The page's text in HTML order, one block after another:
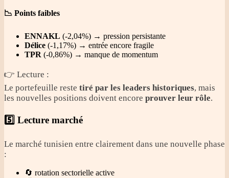
📉 Points faibles
ENNAKL (-2,04%) → pression persistante
Délice (-1,17%) → entrée encore fragile
TPR (-0,86%) → manque de momentum
👉 Lecture :
Le portefeuille reste tiré par les leaders historiques, mais
les nouvelles positions doivent encore prouver leur rôle.
5️⃣ Lecture marché
Le marché tunisien entre clairement dans une nouvelle phase
:
🔄 rotation sectorielle active